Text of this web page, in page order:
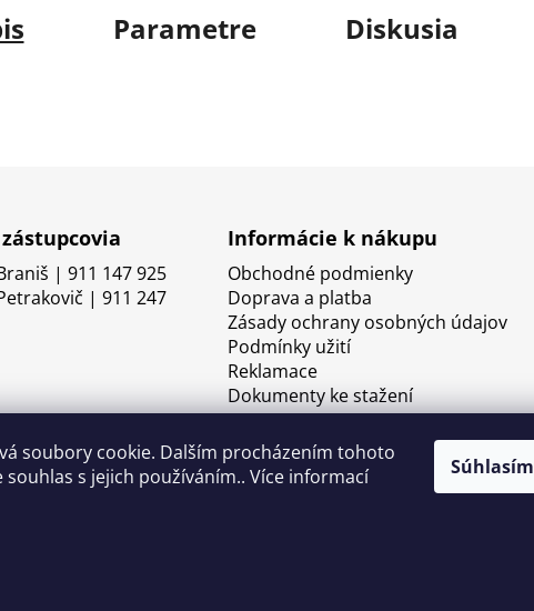
soubory cookie. Dalším procházením tohoto
s jejich používáním.. Více informací
Súhlasím
Parametre Diskusia
| 911 147 925
| 911 247
Informácie k nákupu
Obchodné podmienky
Doprava a platba
Zásady ochrany osobných údajov
Podmínky užití
Reklamace
Dokumenty ke stažení